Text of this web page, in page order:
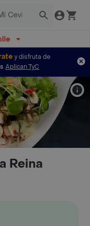
y disfruta de
Aplican TyC
Reina